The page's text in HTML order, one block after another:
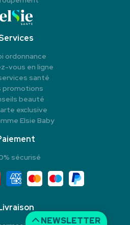
NEWSLETTER
ordonnance
vous en ligne
santé
promotions
beauté
exclusive
Elsie Baby
sécurisé